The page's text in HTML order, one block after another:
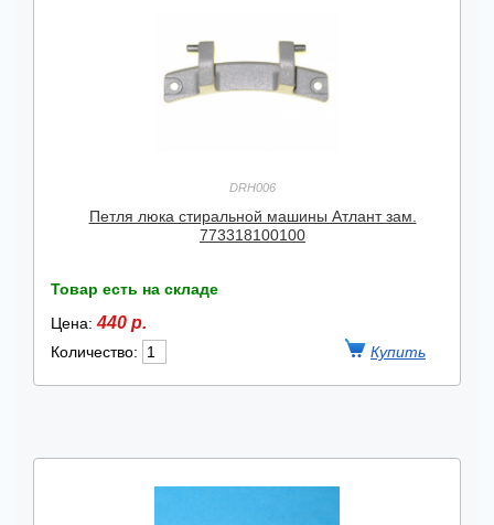
DRH006
Петля люка стиральной машины Атлант зам.
773318100100
Товар есть на складе
Цена:440 р.
Количество: